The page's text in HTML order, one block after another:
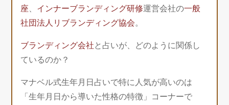
座、 インナーブランディング研修運営会社の一般
社団法人リブランディング協会。
ブランディング会社 と占いが、どのように関係し
ているのか？
マナベル式生年月日占いで特に人気が高いのは
「生年月日から導いた性格の特徴」コーナーで